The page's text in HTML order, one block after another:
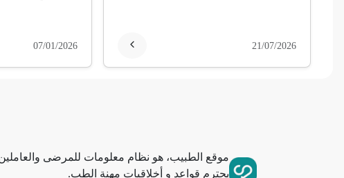
استسقاء عام
21/07/2026
07/01/2026
موقع الطبيب، هو نظام معلومات للمرضى
يحترم قواعد و أخلاقيات مهنة الطب.